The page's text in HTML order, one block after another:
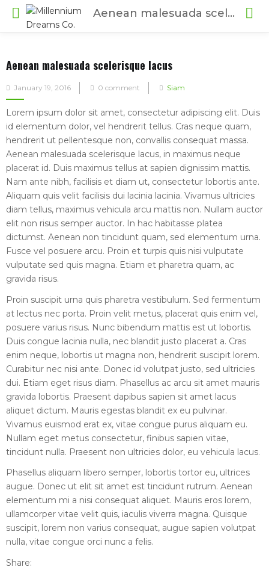
Aenean malesuada scelerisque lacus
Aenean malesuada scelerisque lacus
Posted
on
January 19, 2016 0 comment Siam
Lorem ipsum dolor sit amet, consectetur adipiscing elit. Duis
id elementum dolor, vel hendrerit tellus. Cras neque quam,
hendrerit ut pellentesque non, convallis consequat massa.
Aenean malesuada scelerisque lacus, in maximus neque
placerat id. Duis maximus tellus at sapien dignissim mattis.
Nam ante nibh, facilisis et diam ut, consectetur lobortis ante.
Aliquam quis velit facilisis dui lacinia lacinia. Vivamus ultricies
diam tellus, maximus vehicula arcu mattis non. Nullam auctor
elit non risus semper auctor. In hac habitasse platea
dictumst. Aenean non tincidunt quam, sed elementum urna.
Fusce vel posuere arcu. Proin et turpis quis nisi vulputate
vulputate sed quis magna. Etiam et pharetra quam, ac
gravida risus.
Proin suscipit urna quis pharetra vestibulum. Sed fermentum
at lectus nec porta. Proin velit metus, placerat quis enim vel,
posuere varius risus. Nunc bibendum mattis est ut lobortis.
Duis congue lacinia nulla, nec blandit justo placerat a. Cras
enim neque, lobortis ut magna non, hendrerit suscipit lorem.
Curabitur nec nisi ante. Donec id volutpat justo, sed ultricies
dui. Etiam eget risus diam. Phasellus ac arcu sit amet mauris
gravida lobortis. Praesent dapibus sapien sit amet lacus
aliquet dictum. Mauris egestas blandit ex eu pulvinar.
Vivamus euismod erat ex, vitae congue purus aliquam eu.
Nullam eget metus consectetur, finibus sapien vitae,
tincidunt nulla. Praesent non ultricies dolor, eu vehicula lacus.
Phasellus aliquam libero semper, lobortis tortor eu, ultrices
augue. Donec ut elit sit amet est tincidunt rutrum. Aenean
elementum mi a nisi consequat aliquet. Mauris eros lorem,
ullamcorper vitae velit quis, iaculis viverra magna. Quisque
suscipit, lorem non varius consequat, augue sapien volutpat
nulla, vitae congue orci nunc a felis.
Share: